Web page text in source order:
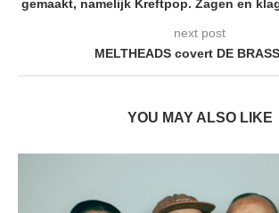
gemaakt, namelijk Kreftpop. Zagen en
next post
MELTHEADS covert DE
YOU MAY ALSO LIKE